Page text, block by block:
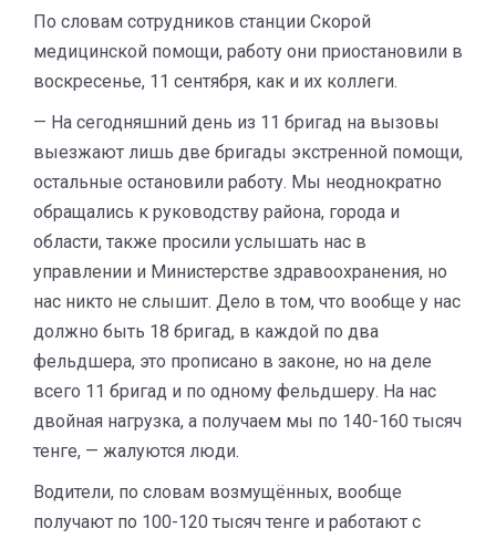
По словам сотрудников станции Скорой
медицинской помощи, работу они приостановили в
воскресенье, 11 сентября, как и их коллеги.
— На сегодняшний день из 11 бригад на вызовы
выезжают лишь две бригады экстренной помощи,
остальные остановили работу. Мы неоднократно
обращались к руководству района, города и
области, также просили услышать нас в
управлении и Министерстве здравоохранения, но
нас никто не слышит. Дело в том, что вообще у нас
должно быть 18 бригад, в каждой по два
фельдшера, это прописано в законе, но на деле
всего 11 бригад и по одному фельдшеру. На нас
двойная нагрузка, а получаем мы по 140-160 тысяч
тенге, — жалуются люди.
Водители, по словам возмущённых, вообще
получают по 100-120 тысяч тенге и работают с